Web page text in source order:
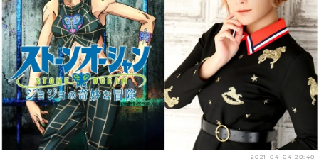
アニメ記事一覧 声優記事一覧
アニメ映画一覧 実写化映画一覧
今期アニメ曜日別一覧
春アニメ 夏アニメ
秋アニメ 冬アニメ
2021-04-04 20:40